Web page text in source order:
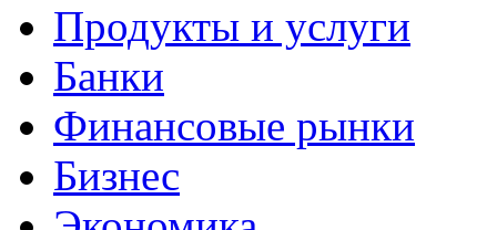
Продукты и услуги
Банки
Финансовые рынки
Бизнес